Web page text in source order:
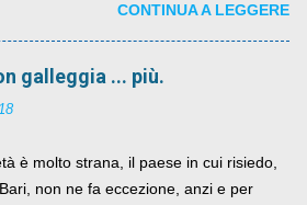
anche traccia scritta nel web.
CONTINUA A LEGGERE
galleggia ... più.
è molto strana, il paese in cui risiedo,
non ne fa eccezione, anzi e per